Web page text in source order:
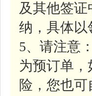
及其他签
纳，具体以
5、请注意
为预订单
险，您也